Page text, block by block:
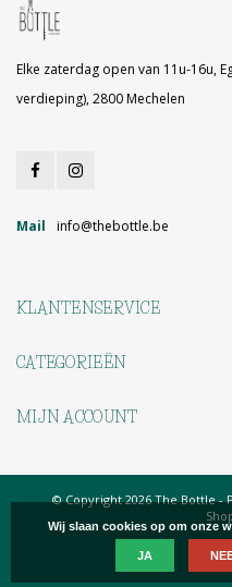
Elke zaterdag open van 11u-16u,
verdieping), 2800 Mechelen
Mail info@thebottle.be
KLANTENSERVICE
CATEGORIEËN
MIJN ACCOUNT
© Copyright 2026 The Bottle -
Wij slaan cookies op om onze
JA